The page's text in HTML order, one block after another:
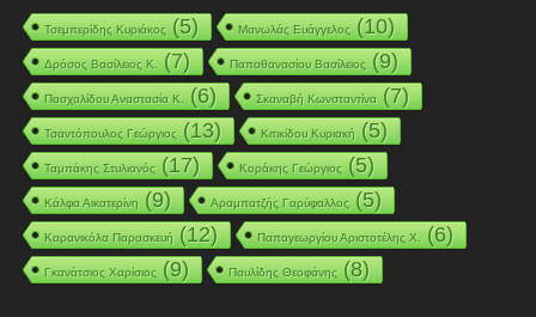
Τσεμπερίδης Κυριάκος(5) Μανωλάς Ευάγγελος(10)
Δρόσος Βασίλειος Κ. (7) Παπαθανασίου Βασίλειος(9)
Πασχαλίδου Αναστασία Κ. (6) Σκαναβή Κωνσταντίνα(7)
Τσαντόπουλος Γεώργιος(13) Κιτικίδου Κυριακή(5)
Ταμπάκης Στυλιανός(17) Κοράκης Γεώργιος(5)
Κάλφα Αικατερίνη(9) Αραμπατζής Γαρύφαλλος(5)
Καρανικόλα Παρασκευή(12) Παπαγεωργίου Αριστοτέλης Χ. (6)
Γκανάτσιος Χαρίσιος(9) Παυλίδης Θεοφάνης(8)